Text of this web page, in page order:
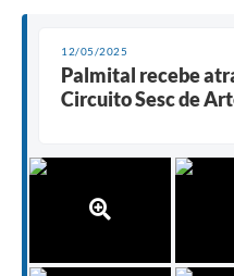
12/05/2025
Palmital recebe
Circuito Sesc de